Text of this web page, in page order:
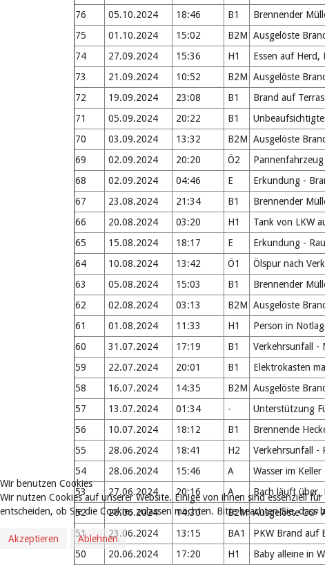
76
05.10.2024 18:46 B1 Brennender
75
01.10.2024 15:02 B2M Ausgelöste
74
27.09.2024 15:36 H1 Essen auf Herd,
73
21.09.2024 10:52 B2M Ausgelöste
72
19.09.2024 23:08 B1 Brand auf
71
05.09.2024 20:22 B1
70
03.09.2024 13:32 B2M Ausgelöste
69
02.09.2024 20:20 Ö2
68
02.09.2024 04:46 E Erkundung -
67
23.08.2024 21:34 B1 Brennender
66
20.08.2024 03:20 H1 Tank von LKW
65
15.08.2024 18:17 E Erkundung -
64
10.08.2024 13:42 Ö1 Ölspur nach
63
05.08.2024 15:03 B1 Brennender
62
02.08.2024 03:13 B2M Ausgelöste
61
01.08.2024 11:33 H1 Person in
60
31.07.2024 17:19 B1 Verkehrsunfall -
59
22.07.2024 20:01 B1 Elektrokasten
58
16.07.2024 14:35 B2M Ausgelöste
57
13.07.2024 01:34 - Unterstützung
56
10.07.2024 18:12 B1 Brennende
55
28.06.2024 18:41 H2 Verkehrsunfall -
54
28.06.2024 15:46 A Wasser im Keller
53
27.06.2024 20:16 A Bach läuft über,
52
26.06.2024 14:30 B2M Ausgelöste CO²
51
23.06.2024 13:15 BA1 PKW Brand auf
50
20.06.2024 17:20 H1 Baby alleine in
Wir benutzen Cookies
Wir nutzen Cookies auf unserer Website. Einige von ihnen sind essenziell
entscheiden, ob Sie die Cookies zulassen möchten. Bitte beachten Sie,
Akzeptieren
Ablehnen